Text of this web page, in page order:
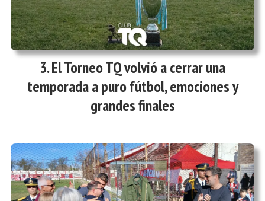
El Torneo TQ volvió a cerrar una
temporada a puro fútbol, emociones y
grandes finales